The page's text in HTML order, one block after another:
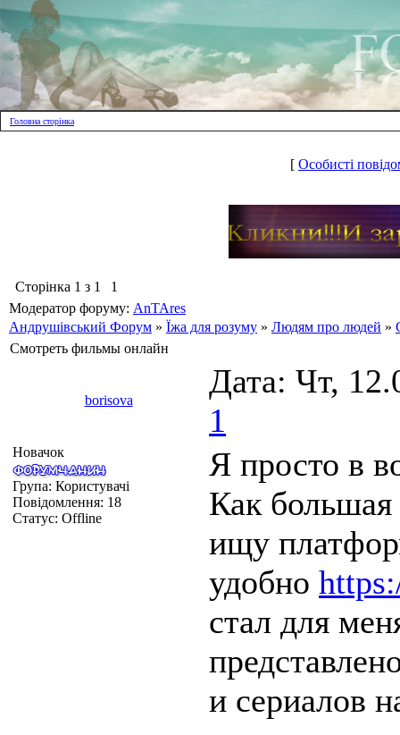
Головна сторінка
[ Особисті
Сторінка 1 з 1
1
Модератор форуму: AnTAres
Андрушівський Форум » Їжа для розуму » Людям про людей »
Смотреть фильмы онлайн
borisova
Дата: Чт,
1
Новачок
Група: Користувачі
Повідомлення: 18
Статус: Offline
Я просто в
Как
ищу
удобно
стал для
и сериалов